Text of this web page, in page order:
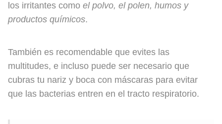
los irritantes como el polvo, el polen, humos y
productos químicos.
También es recomendable que evites las
multitudes, e incluso puede ser necesario que
cubras tu nariz y boca con máscaras para evitar
que las bacterias entren en el tracto respiratorio.